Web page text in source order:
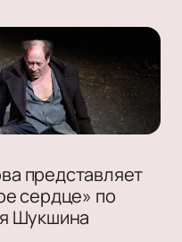
представляет
сердце» по
Шукшина